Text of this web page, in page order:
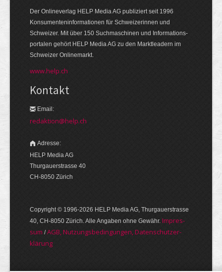
Der Onlineverlag HELP Media AG publiziert seit 1996
Konsumenten­informationen für Schweizerinnen und
Schweizer. Mit über 150 Suchmaschinen und Informations­
portalen gehört HELP Media AG zu den Markt­leadern im
Schweizer Onlinemarkt.
www.help.ch
Kontakt
Email:
redaktion@help.ch
Adresse:
HELP Media AG
Thurgauerstrasse 40
CH-8050 Zürich
Copyright © 1996-2026 HELP Media AG, Thurgauer­strasse
40, CH-8050 Zürich. Alle Angaben ohne Gewähr. Im­pres­
sum /AGB, Nut­zungs­bedin­gungen, Daten­schutz­er­
klärung